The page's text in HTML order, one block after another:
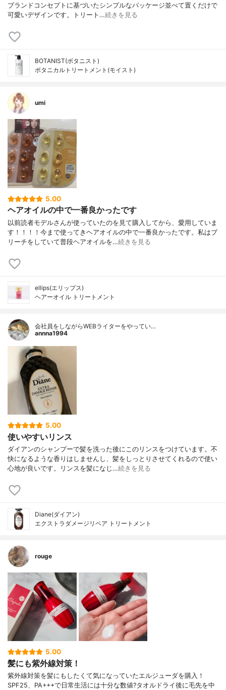
ブランドコンセプトに基づいたシンプルなパッケージ並べて置くだけで
可愛いデザインです。トリート…続きを見る
BOTANIST(ボタニスト)
ボタニカルトリートメント(モイスト)
umi
5.00
ヘアオイルの中で一番良かったです
以前読者モデルさんが使っていたのを見て購入してから、愛用していま
す！！！！今まで使ってきヘアオイルの中で一番良かったです。私はブ
リーチをしていて普段ヘアオイルを…続きを見る
ellips(エリップス)
ヘアーオイル トリートメント
会社員をしながらWEBライターをやってい…
annna1994
5.00
使いやすいリンス
ダイアンのシャンプーで髪を洗った後にこのリンスをつけています。不
快になるような香りはしませんし、髪をしっとりさせてくれるので使い
心地が良いです。リンスを髪になじ…続きを見る
Diane(ダイアン)
エクストラダメージリペア トリートメント
rouge
5.00
髪にも紫外線対策！
紫外線対策を髪にもしたくて気になっていたエルジューダを購入！
SPF25、PA+++で日常生活には十分な数値?タオルドライ後に毛先を中